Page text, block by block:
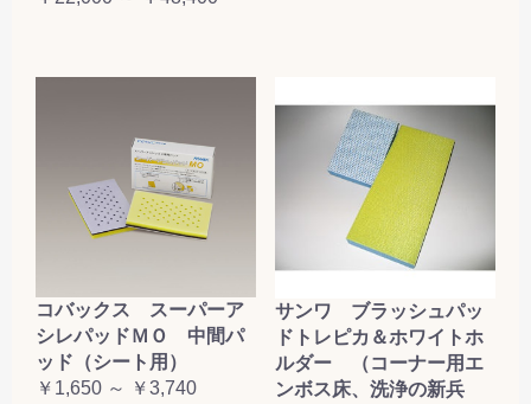
コバックス スーパーア
シレパッドＭＯ 中間パ
ッド（シート用）
￥1,650 ～ ￥3,740
サンワ ブラッシュパッ
ドトレピカ＆ホワイトホ
ルダー （コーナー用エ
ンボス床、洗浄の新兵